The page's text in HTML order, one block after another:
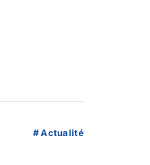
#Actualité